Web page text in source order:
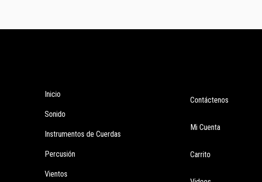
Inicio
Sonido
Instrumentos de Cuerdas
Percusión
Vientos
Contáctenos
Mi Cuenta
Carrito